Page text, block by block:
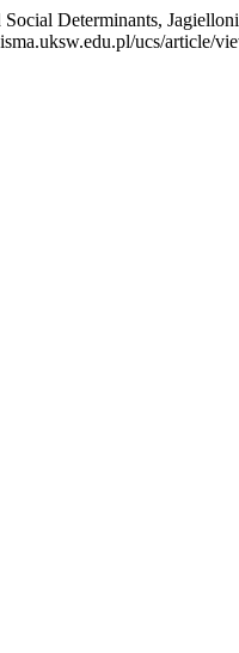
Determinants,
ucs/article/